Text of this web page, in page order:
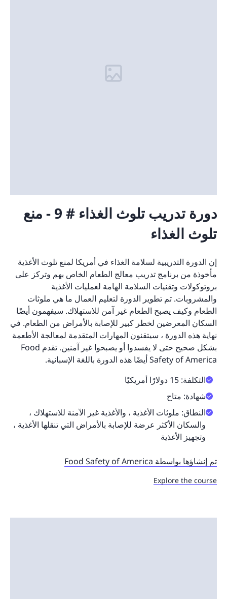
دورة تدريب تلوث الغذاء # 9 - منع
تلوث الغذاء
إن الدورة التدريبية لسلامة الغذاء في أمريكا لمنع تلوث الأغذية
مأخوذة من برنامج تدريب معالج الطعام الخاص بهم وتركز على
بروتوكولات وتقنيات السلامة الهامة لعمليات الأغذية
والمشروبات. تم تطوير الدورة لتعليم العمال ما هي ملوثات
الطعام وكيف يصبح الطعام غير آمن للاستهلاك. سيفهمون أيضًا
السكان المعرضين لخطر كبير للإصابة بالأمراض من الطعام. في
نهاية هذه الدورة ، سيتقنون المهارات المتقدمة لمعالجة الأطعمة
بشكل صحيح حتى لا يفسدوا أو يصبحوا غير آمنين. تقدم Food
Safety of America أيضًا هذه الدورة باللغة الإسبانية.
التكلفة: 15 دولارًا أمريكيًا
شهادة: متاح
النطاق: ملوثات الأغذية ، والأغذية غير الآمنة للاستهلاك ،
والسكان الأكثر عرضة للإصابة بالأمراض التي تنقلها الأغذية ،
وتجهيز الأغذية
تم إنشاؤها بواسطة Food Safety of America
Explore the course